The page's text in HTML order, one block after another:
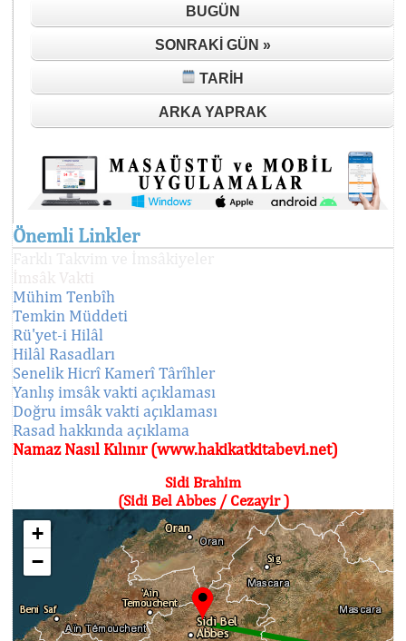
BUGÜN
SONRAKI GÜN »
TARIH
ARKA YAPRAK
Önemli Linkler
Mühim Tenbîh
Temkin Müddeti
Rü'yet-i Hilâl
Hilâl Rasadları
Senelik Hicrî Kamerî Târîhler
Yanlış imsâk vakti açıklaması
Doğru imsâk vakti açıklaması
Rasad hakkında açıklama
Namaz Nasıl Kılınır (www.hakikatkitabevi.net)
Sidi Brahim
(Sidi Bel Abbes / Cezayir )
+
−